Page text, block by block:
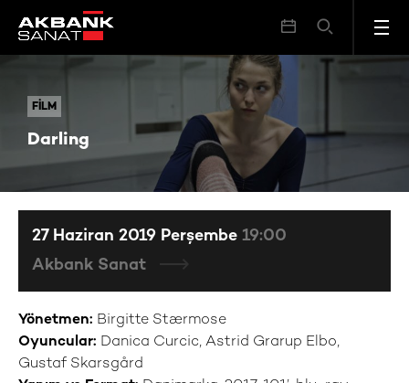
FILM
Darling
FILM Darling
Yönetmen: Birgitte Stærmose
Oyuncular: Danica Curcic, Astrid Grarup Elbo,
Gustaf Skarsgård
27 Haziran 2019 Perşembe 19:00
Akbank Sanat